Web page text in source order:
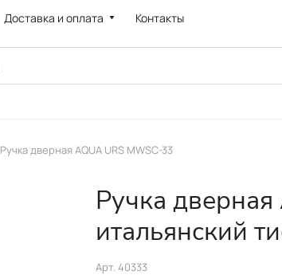
Доставка и оплата Контакты
Ручка дверная AQUA URS MWSC-33
Ручка
итальянский
Арт. 40333